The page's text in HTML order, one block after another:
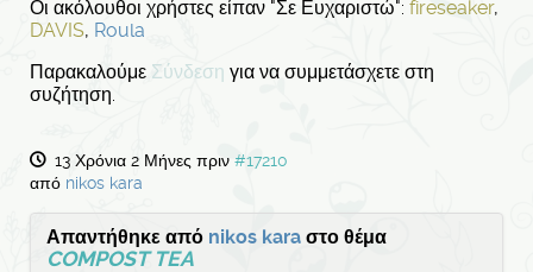
Οι ακόλουθοι χρήστες είπαν "Σε Ευχαριστώ": fireseaker,
DAVIS, Roula
Παρακαλούμε Σύνδεση για να συμμετάσχετε στη
συζήτηση.
13 Χρόνια 2 Μήνες πριν #17210
από nikos kara
Απαντήθηκε από nikos kara στο θέμα
COMPOST TEA